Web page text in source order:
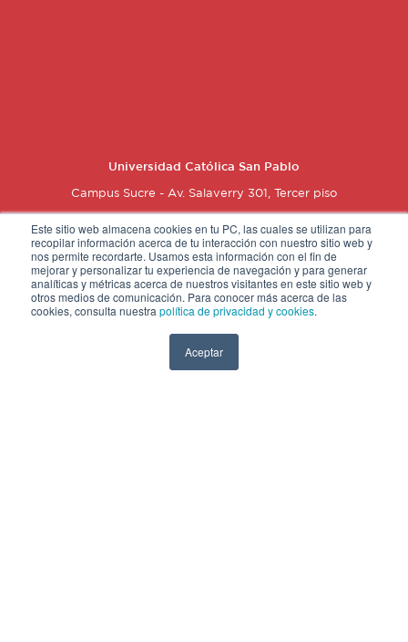
Este sitio web almacena cookies en tu PC, las cuales se utilizan para
recopilar información acerca de tu interacción con nuestro sitio web y
nos permite recordarte. Usamos esta información con el fin de
mejorar y personalizar tu experiencia de navegación y para generar
analíticas y métricas acerca de nuestros visitantes en este sitio web y
otros medios de comunicación. Para conocer más acerca de las
cookies, consulta nuestra política de privacidad y cookies.
Aceptar
Universidad Católica San Pablo
Campus Sucre - Av. Salaverry 301, Tercer piso
937 558 971
djlajo@ucsp.edu.pe
Conoce más de nosotros